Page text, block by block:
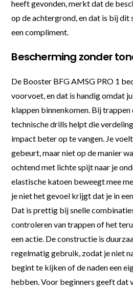
heeft gevonden, merkt dat de
op de achtergrond, en dat is bij dit
een compliment.
Bescherming zonder
De Booster BFG AMSG PRO 1
voorvoet, en dat is handig omdat
klappen binnenkomen. Bij trappen
technische drills helpt die
impact beter op te vangen. Je
gebeurt, maar niet op de manier
ochtend met lichte spijt naar je
elastische katoen beweegt mee
je niet het gevoel krijgt dat je in
Dat is prettig bij snelle
controleren van trappen of het
een actie. De constructie is
regelmatig gebruik, zodat je niet
begint te kijken of de naden een
hebben. Voor beginners geeft dat